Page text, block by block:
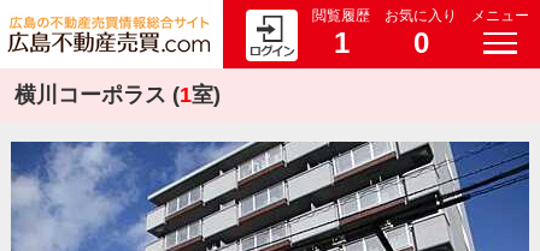
閲覧履歴
1
お気に入り
0
メニュー
横川コーポラス (1室)